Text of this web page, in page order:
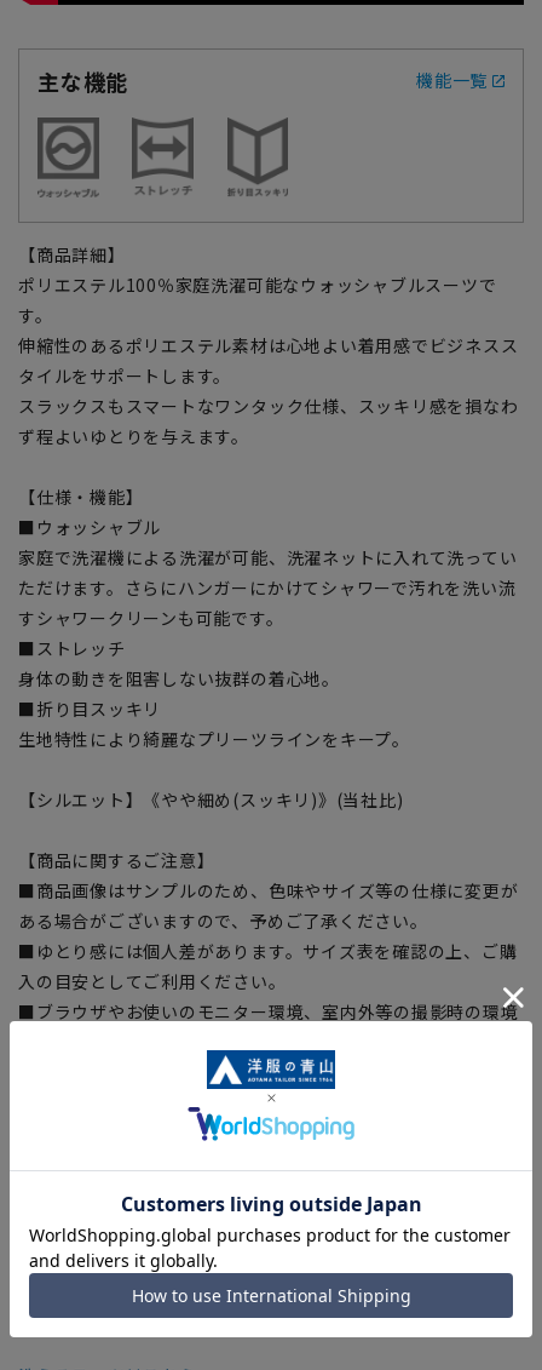
主な機能 機能一覧
【商品詳細】
ポリエステル100％家庭洗濯可能なウォッシャブルスーツで
す。
伸縮性のあるポリエステル素材は心地よい着用感でビジネスス
タイルをサポートします。
スラックスもスマートなワンタック仕様、スッキリ感を損なわ
ず程よいゆとりを与えます。
【仕様・機能】
■ウォッシャブル
家庭で洗濯機による洗濯が可能、洗濯ネットに入れて洗ってい
ただけます。さらにハンガーにかけてシャワーで汚れを洗い流
すシャワークリーンも可能です。
■ストレッチ
身体の動きを阻害しない抜群の着心地。
■折り目スッキリ
生地特性により綺麗なプリーツラインをキープ。
【シルエット】《やや細め(スッキリ)》(当社比)
【商品に関するご注意】
■商品画像はサンプルのため、色味やサイズ等の仕様に変更が
ある場合がございますので、予めご了承ください。
■ゆとり感には個人差があります。サイズ表を確認の上、ご購
入の目安としてご利用ください。
■ブラウザやお使いのモニター環境、室内外等の撮影時の環境
■生地や仕様・デザインにより、着用感や実際のサイズ表に若
干の誤差が生じる場合がございます。予めご了承ください。
上、ご注文いただいたタイミングにより欠品が発生し、ご注文
を完了できない場合がございます。予めご了承ください。
■お急ぎ発送のご注文につきましても、ご注文のタイミングに
よってはお急ぎ発送サービスを選択できない場合がございま
す。